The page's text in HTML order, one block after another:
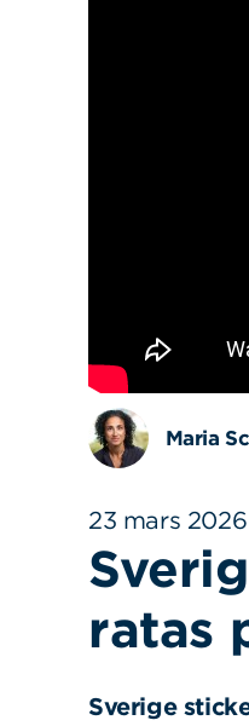
Maria
23 mars 2026
ratas
Sverige